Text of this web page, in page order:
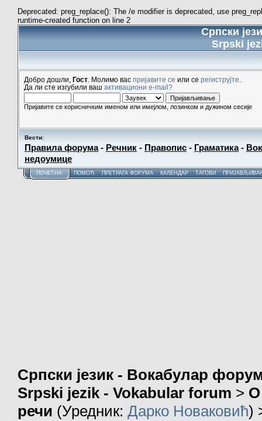
Deprecated: preg_replace(): The /e modifier is deprecated, use
runtime-created function on line 2
Српски
Srpski
Добро дошли, Гост . Молимо вас пријавите се или се региструјте
Да ли сте изгубили ваш активациони e-mail?
Пријавите се корисничким именом или имејлом, лозинком и дужином сесије
Вести:
Правила форума- Речник - Правопис - Граматика-
недоумице
ПОЧЕТНА ПОМОЋ ПРЕТРАГА ФОРУМА КАЛЕНДАР ТАГОВИ
Српски језик - Вокабулар
Srpski jezik - Vokabular forum > О
речи (Уредник: Дарко Новаковић)